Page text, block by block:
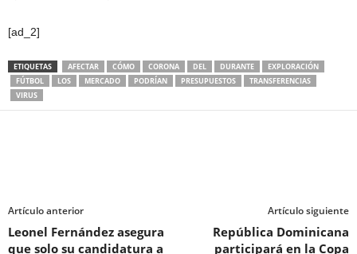
[ad_2]
ETIQUETAS AFECTAR CÓMO CORONA DEL DURANTE
EXPLORACIÓN
FÚTBOL
LOS MERCADO PODRÍAN PRESUPUESTOS
TRANSFERENCIAS
VIRUS
Artículo anterior
Leonel Fernández asegura
que solo su candidatura a
Artículo siguiente
República Dominicana
participará en la Copa